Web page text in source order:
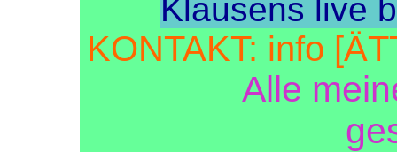
Klausens live
KONTAKT: info
Alle